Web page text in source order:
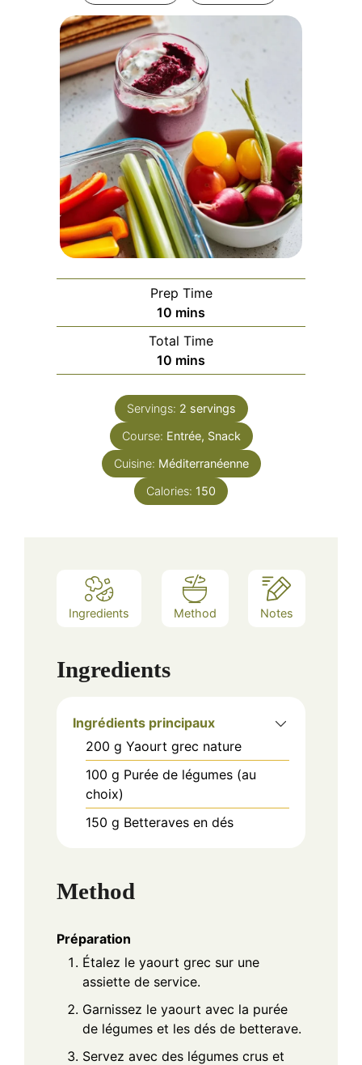
Prep Time
10 minutes
mins
Total Time
10 minutes
mins
Servings: 2 servings
Course: Entrée, Snack
Cuisine: Méditerranéenne
Calories: 150
Ingredients Method Notes
Ingredients
Ingrédients principaux
200 g Yaourt grec nature
100 g Purée de légumes (au
choix)
150 g Betteraves en dés
Method
Préparation
Étalez le yaourt grec sur une
assiette de service.
Garnissez le yaourt avec la purée
de légumes et les dés de betterave.
Servez avec des légumes crus et